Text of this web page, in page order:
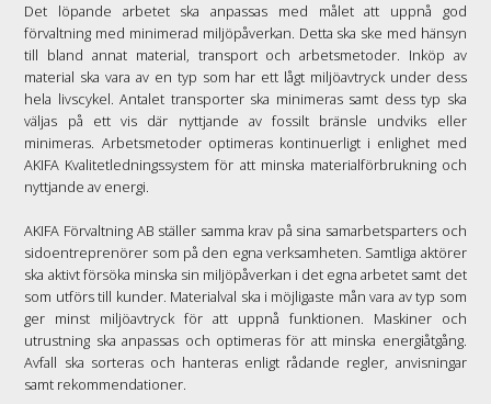
Det löpande arbetet ska anpassas med målet att uppnå god
förvaltning med minimerad miljöpåverkan. Detta ska ske med hänsyn
till bland annat material, transport och arbetsmetoder. Inköp av
material ska vara av en typ som har ett lågt miljöavtryck under dess
hela livscykel. Antalet transporter ska minimeras samt dess typ ska
väljas på ett vis där nyttjande av fossilt bränsle undviks eller
minimeras. Arbetsmetoder optimeras kontinuerligt i enlighet med
AKIFA Kvalitetledningssystem för att minska materialförbrukning och
nyttjande av energi.
AKIFA Förvaltning AB ställer samma krav på sina samarbetsparters och
sidoentreprenörer som på den egna verksamheten. Samtliga aktörer
ska aktivt försöka minska sin miljöpåverkan i det egna arbetet samt det
som utförs till kunder. Materialval ska i möjligaste mån vara av typ som
ger minst miljöavtryck för att uppnå funktionen. Maskiner och
utrustning ska anpassas och optimeras för att minska energiåtgång.
Avfall ska sorteras och hanteras enligt rådande regler, anvisningar
samt rekommendationer.